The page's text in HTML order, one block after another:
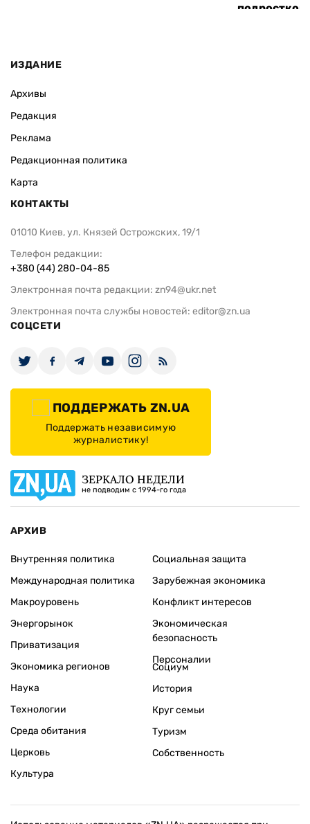
подростков
ИЗДАНИЕ
Архивы
Редакция
Реклама
Редакционная политика
Карта
КОНТАКТЫ
01010 Киев, ул. Князей Острожских, 19/1
Телефон редакции:
+380 (44) 280-04-85
Электронная почта редакции: zn94@ukr.net
Электронная почта службы новостей: editor@zn.ua
СОЦСЕТИ
ПОДДЕРЖАТЬ ZN.UA
Поддержать независимую
журналистику!
ЗЕРКАЛО НЕДЕЛИ
не подводим с 1994-го года
АРХИВ
Внутренняя политика
Международная политика
Макроуровень
Энергорынок
Приватизация
Экономика регионов
Социальная защита
Зарубежная экономика
Конфликт интересов
Экономическая
безопасность
Персоналии
Наука
Технологии
Среда обитания
Церковь
Культура
Социум
История
Круг семьи
Туризм
Собственность